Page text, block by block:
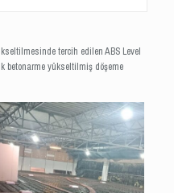
tercih edilen ABS Level
betonarme yükseltilmiş döşeme